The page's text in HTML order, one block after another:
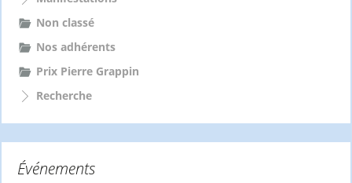
Non classé
Nos adhérents
Prix Pierre Grappin
Recherche
Événements